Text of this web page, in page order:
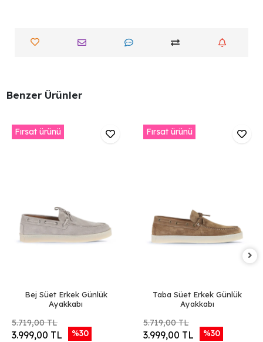
Benzer Ürünler
Fırsat ürünü
Bej Süet Erkek Günlük
Ayakkabı
5.719,00 TL
3.999,00 TL %30
Fırsat ürünü
Taba Süet Erkek Günlük
Ayakkabı
5.719,00 TL
3.999,00 TL %30